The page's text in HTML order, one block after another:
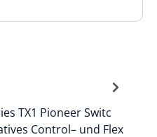
TX1 Pioneer Switc
Control– und Flex